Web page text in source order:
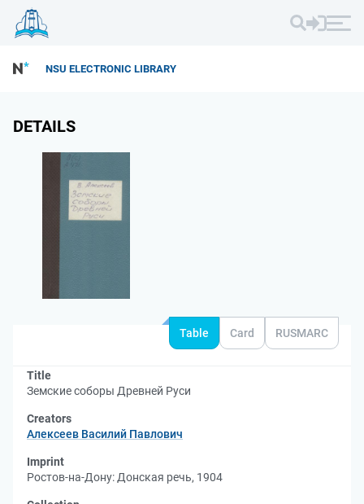
NSU ELECTRONIC LIBRARY
DETAILS
Table Card RUSMARC
Title
Земские соборы Древней Руси
Creators
Алексеев Василий Павлович
Imprint
Ростов-на-Дону: Донская речь, 1904